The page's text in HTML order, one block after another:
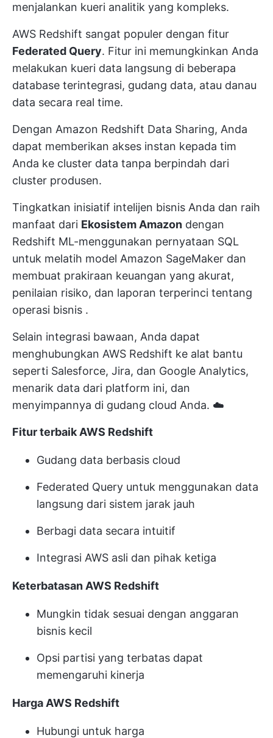
menjalankan kueri analitik yang kompleks.
AWS Redshift sangat populer dengan fitur
Federated Query. Fitur ini memungkinkan Anda
melakukan kueri data langsung di beberapa
database terintegrasi, gudang data, atau danau
data secara real time.
Dengan Amazon Redshift Data Sharing, Anda
dapat memberikan akses instan kepada tim
Anda ke cluster data tanpa berpindah dari
cluster produsen.
Tingkatkan inisiatif intelijen bisnis Anda dan raih
manfaat dari Ekosistem Amazon dengan
Redshift ML-menggunakan pernyataan SQL
untuk melatih model Amazon SageMaker dan
membuat prakiraan keuangan yang akurat,
penilaian risiko, dan laporan terperinci tentang
operasi bisnis .
Selain integrasi bawaan, Anda dapat
menghubungkan AWS Redshift ke alat bantu
seperti Salesforce, Jira, dan Google Analytics,
menarik data dari platform ini, dan
menyimpannya di gudang cloud Anda. ☁️
Fitur terbaik AWS Redshift
Gudang data berbasis cloud
Federated Query untuk menggunakan data
langsung dari sistem jarak jauh
Berbagi data secara intuitif
Integrasi AWS asli dan pihak ketiga
Keterbatasan AWS Redshift
Mungkin tidak sesuai dengan anggaran
bisnis kecil
Opsi partisi yang terbatas dapat
memengaruhi kinerja
Harga AWS Redshift
Hubungi untuk harga